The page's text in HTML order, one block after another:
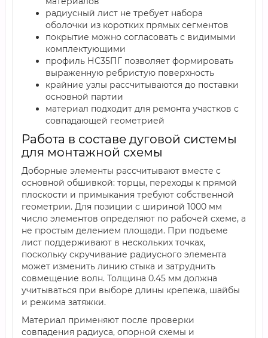
радиусный лист не требует набора
оболочки из коротких прямых сегментов
покрытие можно согласовать с видимыми
комплектующими
профиль НС35ПГ позволяет формировать
выраженную ребристую поверхность
крайние узлы рассчитываются до поставки
основной партии
материал подходит для ремонта участков с
совпадающей геометрией
Работа в составе дуговой системы
для монтажной схемы
Доборные элементы рассчитывают вместе с
основной обшивкой: торцы, переходы к прямой
плоскости и примыкания требуют собственной
геометрии. Для позиции с шириной 1000 мм
число элементов определяют по рабочей схеме, а
не простым делением площади. При подъеме
лист поддерживают в нескольких точках,
поскольку скручивание радиусного элемента
может изменить линию стыка и затруднить
совмещение волн. Толщина 0.45 мм должна
учитываться при выборе длины крепежа, шайбы
и режима затяжки.
Материал применяют после проверки
совпадения радиуса, опорной схемы и